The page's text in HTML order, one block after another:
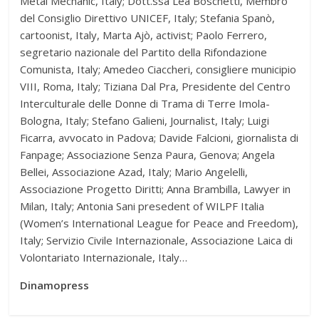
del Consiglio Direttivo UNICEF, Italy; Stefania Spanò,
cartoonist, Italy, Marta Ajò, activist; Paolo Ferrero,
segretario nazionale del Partito della Rifondazione
Comunista, Italy; Amedeo Ciaccheri, consigliere municipio
VIII, Roma, Italy; Tiziana Dal Pra, Presidente del Centro
Interculturale delle Donne di Trama di Terre Imola-
Bologna, Italy; Stefano Galieni, Journalist, Italy; Luigi
Ficarra, avvocato in Padova; Davide Falcioni, giornalista di
Fanpage; Associazione Senza Paura, Genova; Angela
Bellei, Associazione Azad, Italy; Mario Angelelli,
Associazione Progetto Diritti; Anna Brambilla, Lawyer in
Milan, Italy; Antonia Sani presedent of WILPF Italia
(Women’s International League for Peace and Freedom),
Italy; Servizio Civile Internazionale, Associazione Laica di
Volontariato Internazionale, Italy…
Dinamopress